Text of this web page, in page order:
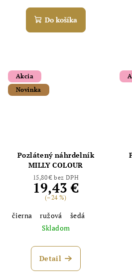
Do košíka
Akcia
Novinka
Pozlátený náhrdelník
MILLY COLOUR
15,80 € bez DPH
19,43 €
(–24 %)
čierna ružová
šedá
Skladom
Detail